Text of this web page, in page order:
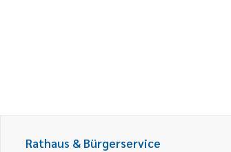
Rathaus & Bürgerservice